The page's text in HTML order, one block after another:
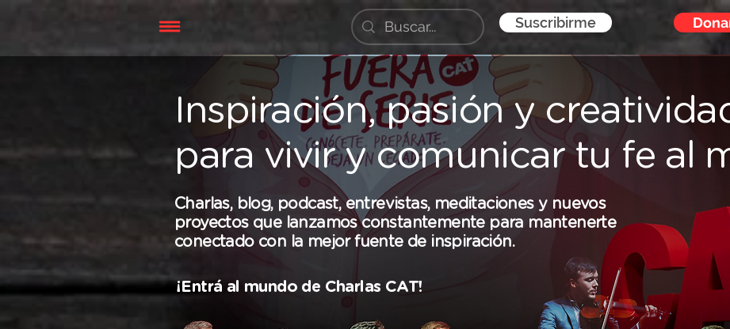
Suscribirme
Inspiración, pasión y
para vivir y comunicar tu fe al
Charlas, blog, podcast, entrevistas, meditaciones y nuevos
proyectos que lanzamos constantemente para mantenerte
conectado con la mejor fuente de inspiración.
¡Entrá al mundo de Charlas CAT!